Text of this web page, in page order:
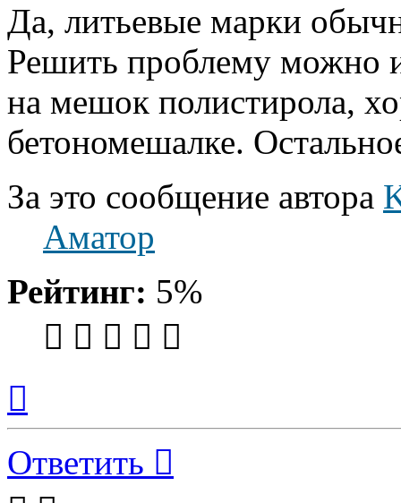
Да, литьевые марки
Решить проблему можно
на мешок полистирола,
бетономешалке.
За это сообщение автора
Аматор
Рейтинг: 5%
началу
Ответить